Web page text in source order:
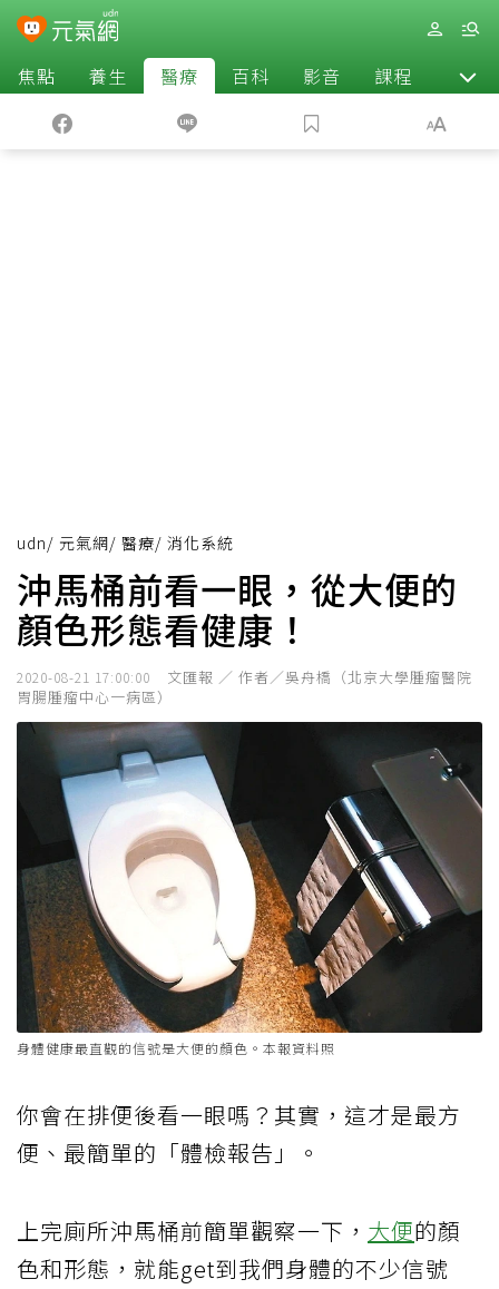
焦點 養生 醫療 百科 影音 課程 退休
udn/ 元氣網/ 醫療/ 消化系統
沖馬桶前看一眼，從大便的
顏色形態看健康！
2020-08-21 17:00:00
文匯報 ／ 作者／吳舟橋（北京大學腫瘤醫院
胃腸腫瘤中心一病區）
身體健康最直觀的信號是大便的顏色。本報資料照
你會在排便後看一眼嗎？其實，這才是最方
便、最簡單的「體檢報告」。
上完廁所沖馬桶前簡單觀察一下， 大便的顏
色和形態，就能get到我們身體的不少信號